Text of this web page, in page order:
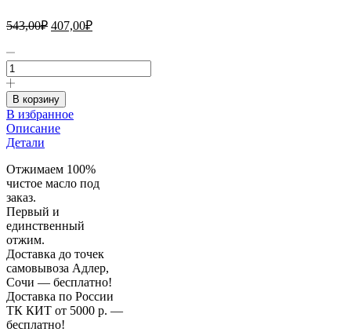
543,00₽ Первоначальная
407,00₽Текущая
Количество
Масло
семян
подсолнуха
свежедавленное
250
мл
(стекло)
В корзину
В избранное
Описание
Детали
Отжимаем 100%
чистое масло под
заказ.
Первый и
единственный
отжим.
Доставка до точек
самовывоза Адлер,
Сочи — бесплатно!
Доставка по России
ТК КИТ от 5000 р. —
бесплатно!